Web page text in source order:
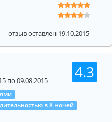
отзыв оставлен 19.10.2015
4.3
по 09.08.2015
в 8 ночей